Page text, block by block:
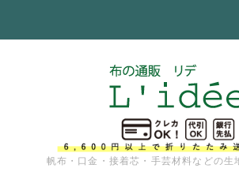
帆布・口金・接着芯・手芸材料などの